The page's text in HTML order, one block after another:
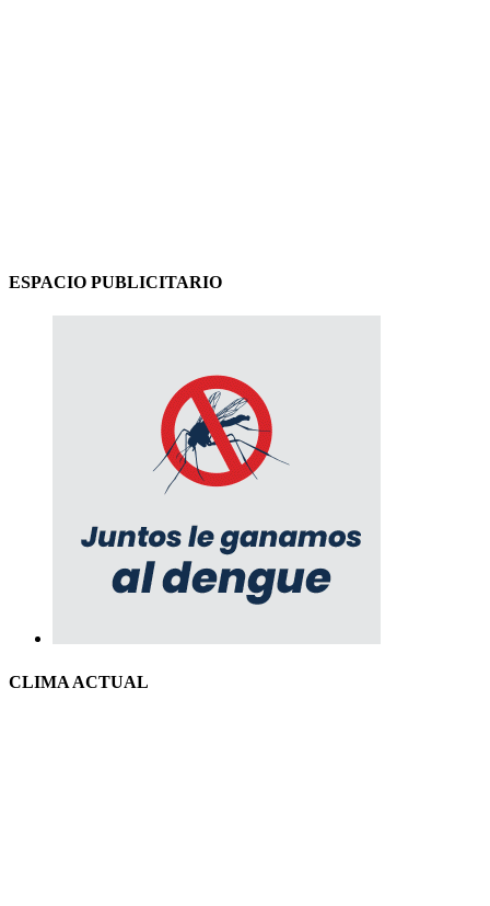
ESPACIO PUBLICITARIO
CLIMA ACTUAL